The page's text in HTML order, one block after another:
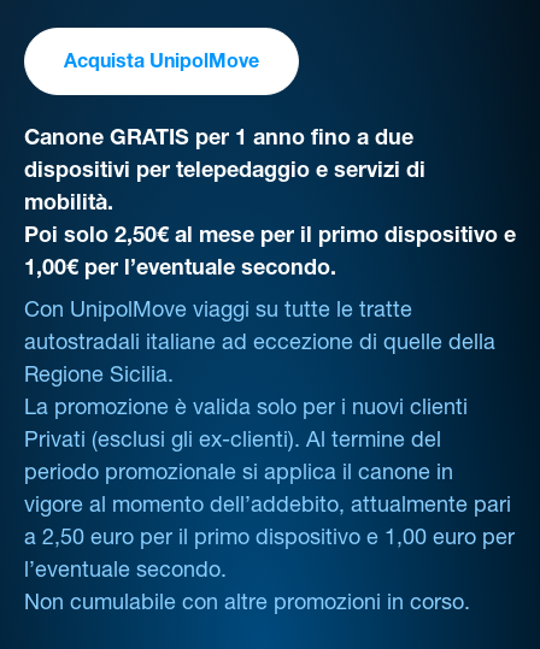
Acquista UnipolMove
Canone GRATIS per 1 anno fino a due
dispositivi per telepedaggio e servizi di
mobilità.
Poi solo 2,50€ al mese per il primo dispositivo e
1,00€ per l’eventuale secondo.
Con UnipolMove viaggi su tutte le tratte
autostradali italiane ad eccezione di quelle della
Regione Sicilia.
La promozione è valida solo per i nuovi clienti
Privati (esclusi gli ex-clienti). Al termine del
periodo promozionale si applica il canone in
vigore al momento dell’addebito, attualmente pari
a 2,50 euro per il primo dispositivo e 1,00 euro per
l’eventuale secondo.
Non cumulabile con altre promozioni in corso.